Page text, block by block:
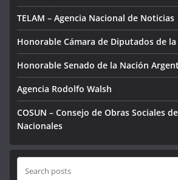
TELAM – Agencia Nacional de Noticias
Honorable Cámara de Diputados de
Honorable Senado de la Nación
Agencia Rodolfo Walsh
COSUN – Consejo de Obras Sociales
Nacionales